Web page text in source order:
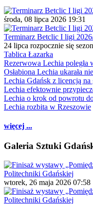
środa, 08 lipca 2026 19:31
Terminarz Betclic I ligi
24 lipca rozpocznie się
Tablica Łazarka
Rezerwowa Lechia poległa
Osłabiona Lechia ukarała
Lechia Gdańsk z licencją
Lechia efektownie
Lechia o krok od powrotu
Lechia rozbita w Rzeszowie
więcej ...
Galeria Sztuki
wtorek, 26 maja 2026 07:58